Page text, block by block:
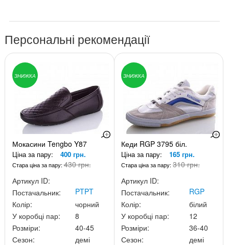
Персональні рекомендації
ЗНИЖКА
Мокасини Tengbo Y87
Ціна за пару: 400 грн.
Стара ціна за пару:430 грн.
Артикул ID:
Постачальник:
PTPT
Колір:
чорний
У коробці пар:
8
Розміри:
40-45
Сезон:
демі
ЗНИЖКА
Кеди RGP 3795 біл.
Ціна за пару: 165 грн.
Стара ціна за пару:310 грн.
Артикул ID:
Постачальник:
RGP
Колір:
білий
У коробці пар:
12
Розміри:
36-40
Сезон:
демі